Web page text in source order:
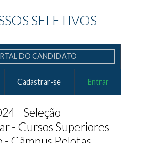
SELETIVOS
DO CANDIDATO
Entrar
Cadastrar-se
- Seleção
- Cursos Superiores